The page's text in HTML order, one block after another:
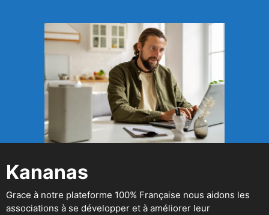
Kananas
Grace à notre plateforme 100% Française nous aidons les
associations à se développer et à améliorer leur